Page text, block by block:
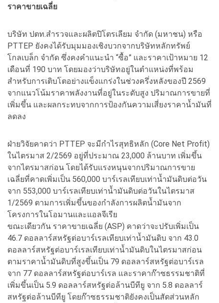
ราคาขายเฉลี่ย
บริษัท ปตท.สำรวจและผลิตปิโตรเลียม จำกัด (มหาชน) หรือ
PTTEP ยังคงได้รับมุมมองเชิงบวกจากบริษัทหลักทรัพย์
โกลเบล็ก จำกัด ซึ่งคงคำแนะนำ “ซื้อ” และราคาเป้าหมาย 12
เดือนที่ 190 บาท โดยมองว่าบริษัทอยู่ในตำแหน่งที่พร้อม
สำหรับการเติบโตอย่างแข็งแกร่งในช่วงครึ่งหลังของปี 2569
จากแนวโน้มราคาพลังงานที่อยู่ในระดับสูง ปริมาณการขายที่
เพิ่มขึ้น และผลกระทบจากการป้องกันความเสี่ยงราคาน้ำมันที่
ลดลง
ฝ่ายวิจัยคาดว่า PTTEP จะมีกำไรสุทธิหลัก (Core Net Profit)
ในไตรมาส 2/2569 อยู่ที่ประมาณ 23,000 ล้านบาท เพิ่มขึ้น
จากไตรมาสก่อน โดยได้รับแรงหนุนจากปริมาณการขาย
เฉลี่ยที่คาดเพิ่มเป็น 560,000 บาร์เรลเทียบเท่าน้ำมันดิบต่อวัน
จาก 553,000 บาร์เรลเทียบเท่าน้ำมันดิบต่อวันในไตรมาส
1/2569 ตามการเพิ่มขึ้นของกำลังการผลิตน้ำมันจาก
โครงการในโอมานและแอลจีเรีย
ขณะเดียวกัน ราคาขายเฉลี่ย (ASP) คาดว่าจะปรับเพิ่มเป็น
46.7 ดอลลาร์สหรัฐต่อบาร์เรลเทียบเท่าน้ำมันดิบ จาก 43.0
ดอลลาร์สหรัฐต่อบาร์เรลเทียบเท่าน้ำมันดิบในไตรมาสก่อน
ตามราคาน้ำมันดิบที่สูงขึ้นเป็น 79 ดอลลาร์สหรัฐต่อบาร์เรล
จาก 77 ดอลลาร์สหรัฐต่อบาร์เรล และราคาก๊าซธรรมชาติที่
เพิ่มขึ้นเป็น 5.9 ดอลลาร์สหรัฐต่อล้านบีทียู จาก 5.8 ดอลลาร์
สหรัฐต่อล้านบีทียู โดยก๊าซธรรมชาติยังคงเป็นสัดส่วนหลัก